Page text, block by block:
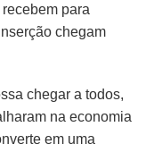
para
chegam
chegar a todos,
na economia
em uma